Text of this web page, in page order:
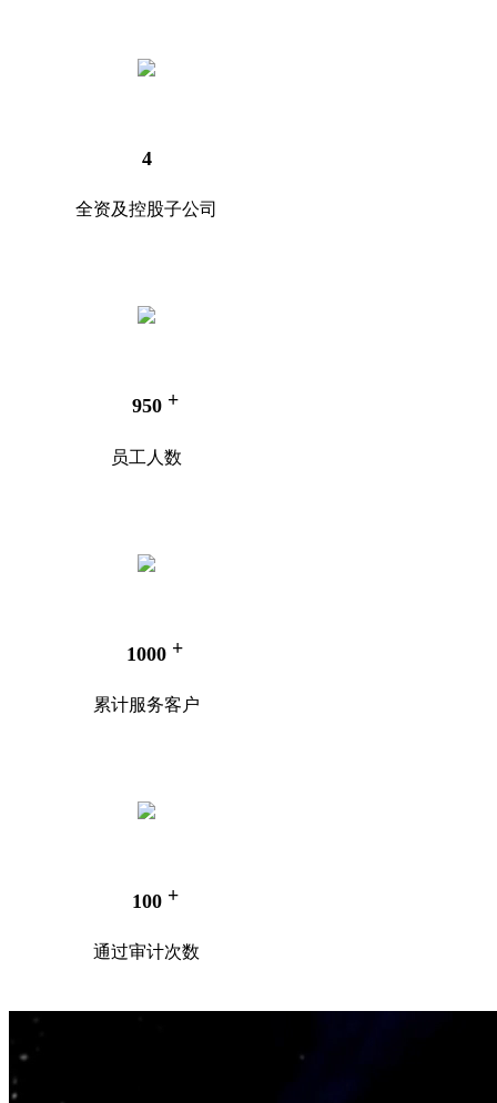
4
全资及控股子公司
950 +
员工人数
1000 +
累计服务客户
100 +
通过审计次数